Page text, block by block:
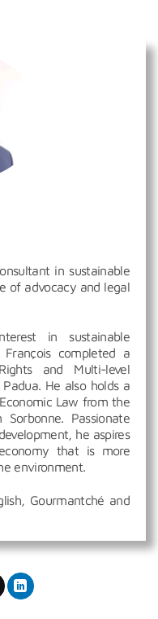
in sustainable
of advocacy and legal
in sustainable
completed a
and Multi-level
He also holds a
Law from the
Passionate
he aspires
that is more
environment.
Gourmantché and